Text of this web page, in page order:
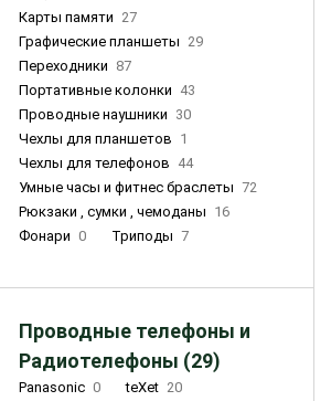
Карты памяти 27
Графические планшеты 29
Переходники 87
Портативные колонки 43
Проводные наушники 30
Чехлы для планшетов 1
Чехлы для телефонов 44
Умные часы и фитнес браслеты 72
Рюкзаки , сумки , чемоданы 16
Фонари 0 Триподы 7
Проводные телефоны и
Радиотелефоны (29)
Panasonic 0 teXet 20